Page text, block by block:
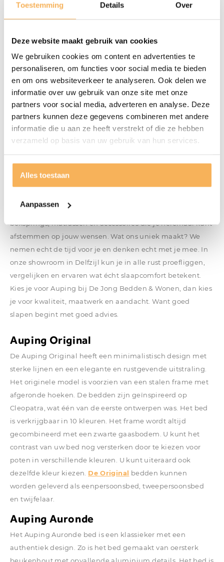
Toestemming Details Over
Deze website maakt gebruik van cookies
We gebruiken cookies om content en advertenties te
personaliseren, om functies voor social media te bieden
en om ons websiteverkeer te analyseren. Ook delen we
informatie over uw gebruik van onze site met onze
partners voor social media, adverteren en analyse. Deze
partners kunnen deze gegevens combineren met andere
informatie die u aan ze heeft verstrekt of die ze hebben
verzameld op basis van uw gebruik van hun services.
Alles toestaan
Aanpassen
het echt kunt bekijken en voelen voordat je een
slaapomgeving. Als je op zoek bent naar een kwalitatief
hoogwaardig bed met talloze opties voor stoffen en
onderstellen, dan zijn deze bedden zeker de bedden waar
je naar moet kijken. Bezoek de showroom om de
verschillende modellen te bekijken en maak een
weloverwogen aankoopbeslissing.
Waarom Auping bij De Jong Bedden &
Bij De Jong Bedden & Wonen combineren we het beste
Auping Studio bieden wij een ruime collectie bedden,
boxsprings, matrassen en accessoires die je helemaal kunt
afstemmen op jouw wensen. Wat ons uniek maakt? We
nemen echt de tijd voor je en denken echt met je mee. In
onze showroom in Delfzijl kun je in alle rust proefliggen,
vergelijken en ervaren wat écht slaapcomfort betekent.
Kies je voor Auping bij De Jong Bedden & Wonen, dan kies
je voor kwaliteit, maatwerk en aandacht. Want goed
slapen begint met goed advies.
Auping Original
De Auping Original heeft een minimalistisch design met
sterke lijnen en een elegante en rustgevende uitstraling.
Het originele model is voorzien van een stalen frame met
afgeronde hoeken. De bedden zijn geïnspireerd op
Cleopatra, wat één van de eerste ontwerpen was. Het bed
is verkrijgbaar in 10 kleuren. Het frame wordt altijd
gecombineerd met een zwarte gaasbodem. U kunt het
contrast van uw bed nog versterken door te kiezen voor
poten in verschillende kleuren. U kunt uiteraard ook
dezelfde kleur kiezen. De Original bedden kunnen
worden geleverd als eenpersoonsbed, tweepersoonsbed
en twijfelaar.
Auping Auronde
Het Auping Auronde bed is een klassieker met een
authentiek design. Zo is het bed gemaakt van oersterk
beukenhout met opvallende aluminium details. Het bed is